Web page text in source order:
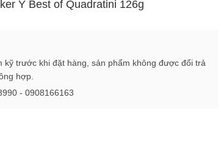
Ý Best of Quadratini 126g
kỹ trước khi đặt hàng, sản phẩm không được đổi trả
hợp.
- 0908166163